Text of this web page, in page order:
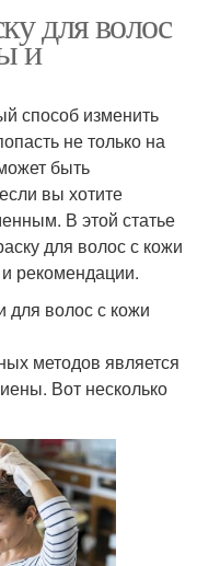
для волос
и
способ изменить
не только на
быть
вы хотите
В этой статье
для волос с кожи
рекомендации.
для волос с кожи
методов является
Вот несколько